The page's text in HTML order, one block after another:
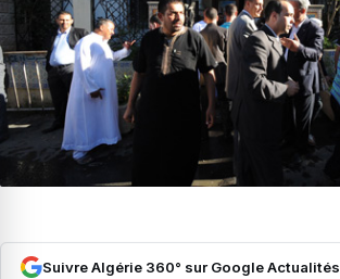
Suivre Algérie 360° sur Google Actualités